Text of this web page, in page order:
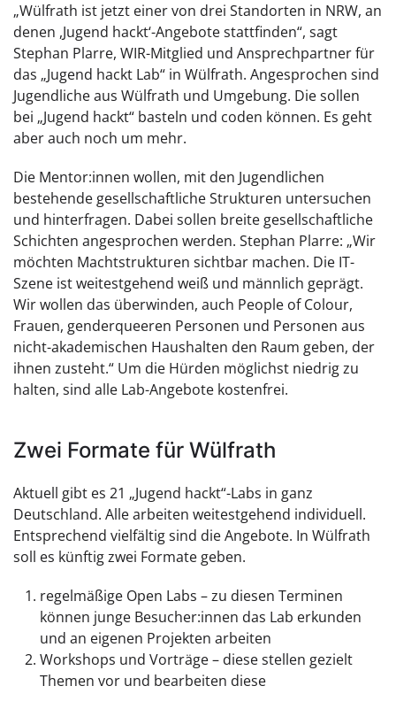
„Wülfrath ist jetzt einer von drei Standorten in NRW, an
denen ,Jugend hackt‘-Angebote stattfinden“, sagt
Stephan Plarre, WIR-Mitglied und Ansprechpartner für
das „Jugend hackt Lab“ in Wülfrath. Angesprochen sind
Jugendliche aus Wülfrath und Umgebung. Die sollen
bei „Jugend hackt“ basteln und coden können. Es geht
aber auch noch um mehr.
Die Mentor:innen wollen, mit den Jugendlichen
bestehende gesellschaftliche Strukturen untersuchen
und hinterfragen. Dabei sollen breite gesellschaftliche
Schichten angesprochen werden. Stephan Plarre: „Wir
möchten Machtstrukturen sichtbar machen. Die IT-
Szene ist weitestgehend weiß und männlich geprägt.
Wir wollen das überwinden, auch People of Colour,
Frauen, genderqueeren Personen und Personen aus
nicht-akademischen Haushalten den Raum geben, der
ihnen zusteht.“ Um die Hürden möglichst niedrig zu
halten, sind alle Lab-Angebote kostenfrei.
Zwei Formate für Wülfrath
Aktuell gibt es 21 „Jugend hackt“-Labs in ganz
Deutschland. Alle arbeiten weitestgehend individuell.
Entsprechend vielfältig sind die Angebote. In Wülfrath
soll es künftig zwei Formate geben.
regelmäßige Open Labs – zu diesen Terminen
können junge Besucher:innen das Lab erkunden
und an eigenen Projekten arbeiten
Workshops und Vorträge – diese stellen gezielt
Themen vor und bearbeiten diese